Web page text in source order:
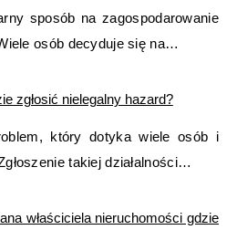
sposób na zagospodarowanie
osób decyduje się na…
zgłosić nielegalny hazard?
który dotyka wiele osób i
takiej działalności…
właściciela nieruchomości gdzie